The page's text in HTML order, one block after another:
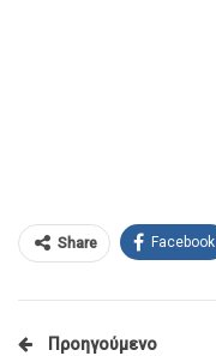
Share Facebook
Προηγούμενο